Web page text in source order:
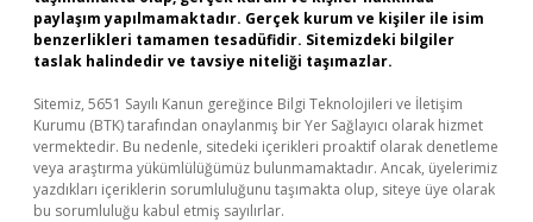
paylaşım yapılmamaktadır. Gerçek kurum ve kişiler ile isim
benzerlikleri tamamen tesadüfidir. Sitemizdeki bilgiler
taslak halindedir ve tavsiye niteliği taşımazlar.
Sitemiz, 5651 Sayılı Kanun gereğince Bilgi Teknolojileri ve İletişim
Kurumu (BTK) tarafından onaylanmış bir Yer Sağlayıcı olarak hizmet
vermektedir. Bu nedenle, sitedeki içerikleri proaktif olarak denetleme
veya araştırma yükümlülüğümüz bulunmamaktadır. Ancak, üyelerimiz
yazdıkları içeriklerin sorumluluğunu taşımakta olup, siteye üye olarak
bu sorumluluğu kabul etmiş sayılırlar.